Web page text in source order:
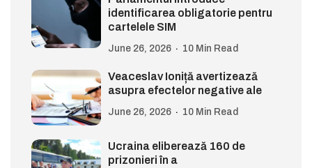
identificarea obligatorie pentru
cartelele SIM
June 26, 2026 10 Min Read
Veaceslav Ioniță avertizează
asupra efectelor negative ale
June 26, 2026 10 Min Read
Ucraina eliberează 160 de
prizonieri în a